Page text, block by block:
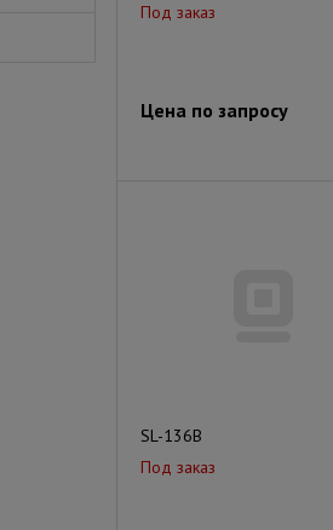
Под заказ
Цена по запросу
SL-136B
Под заказ